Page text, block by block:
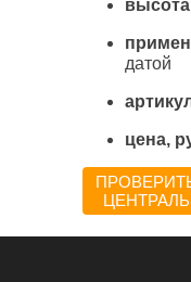
датой
цена,